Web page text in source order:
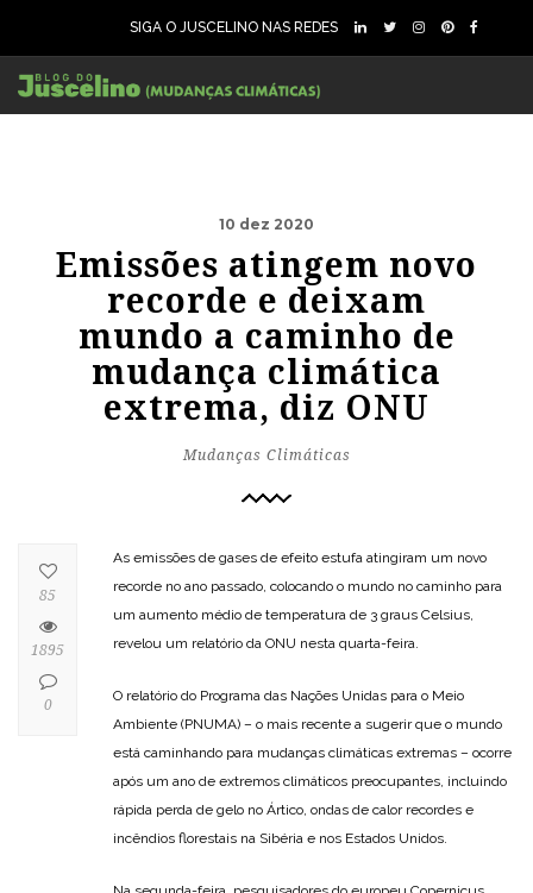
SIGA O JUSCELINO NAS REDES
10 dez 2020
Emissões atingem novo
recorde e deixam
mundo a caminho de
mudança climática
extrema, diz ONU
Mudanças Climáticas
As emissões de gases de efeito estufa atingiram um novo
recorde no ano passado, colocando o mundo no caminho para
um aumento médio de temperatura de 3 graus Celsius,
revelou um relatório da ONU nesta quarta-feira.
O relatório do Programa das Nações Unidas para o Meio
Ambiente (PNUMA) – o mais recente a sugerir que o mundo
está caminhando para mudanças climáticas extremas – ocorre
após um ano de extremos climáticos preocupantes, incluindo
rápida perda de gelo no Ártico, ondas de calor recordes e
incêndios florestais na Sibéria e nos Estados Unidos.
85
1895
0